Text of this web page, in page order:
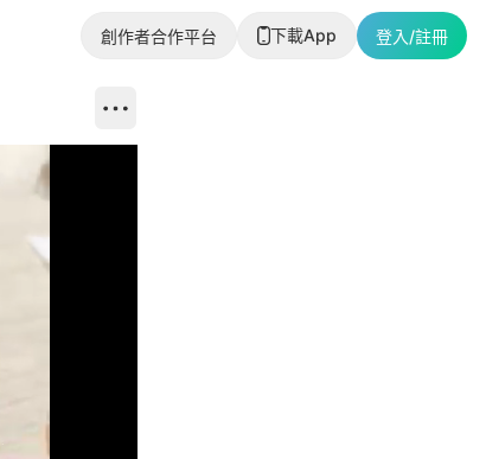
創作者合作平台 下載App 登入/註冊